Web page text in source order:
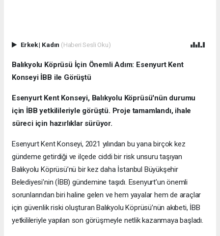
Erkek| Kadın (Haberi Sesli Oku)
Balıkyolu Köprüsü İçin Önemli Adım: Esenyurt Kent
Konseyi İBB ile Görüştü
Esenyurt Kent Konseyi, Balıkyolu Köprüsü'nün durumu
için İBB yetkilileriyle görüştü. Proje tamamlandı, ihale
süreci için hazırlıklar sürüyor.
Esenyurt Kent Konseyi, 2021 yılından bu yana birçok kez
gündeme getirdiği ve ilçede ciddi bir risk unsuru taşıyan
Balıkyolu Köprüsü’nü bir kez daha İstanbul Büyükşehir
Belediyesi’nin (İBB) gündemine taşıdı. Esenyurt’un önemli
sorunlarından biri haline gelen ve hem yayalar hem de araçlar
için güvenlik riski oluşturan Balıkyolu Köprüsü’nün akıbeti, İBB
yetkilileriyle yapılan son görüşmeyle netlik kazanmaya başladı.